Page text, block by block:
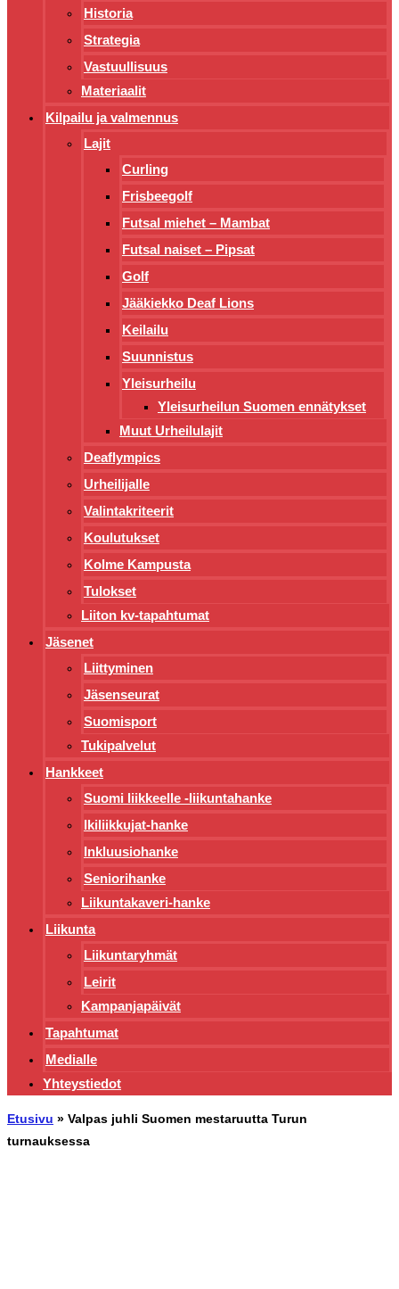
Historia
Strategia
Vastuullisuus
Materiaalit
Kilpailu ja valmennus
Lajit
Curling
Frisbeegolf
Futsal miehet – Mambat
Futsal naiset – Pipsat
Golf
Jääkiekko Deaf Lions
Keilailu
Suunnistus
Yleisurheilu
Yleisurheilun Suomen ennätykset
Muut Urheilulajit
Deaflympics
Urheilijalle
Valintakriteerit
Koulutukset
Kolme Kampusta
Tulokset
Liiton kv-tapahtumat
Jäsenet
Liittyminen
Jäsenseurat
Suomisport
Tukipalvelut
Hankkeet
Suomi liikkeelle -liikuntahanke
Ikiliikkujat-hanke
Inkluusiohanke
Seniorihanke
Liikuntakaveri-hanke
Liikunta
Liikuntaryhmät
Leirit
Kampanjapäivät
Tapahtumat
Medialle
Yhteystiedot
Etusivu » Valpas juhli Suomen mestaruutta Turun
turnauksessa